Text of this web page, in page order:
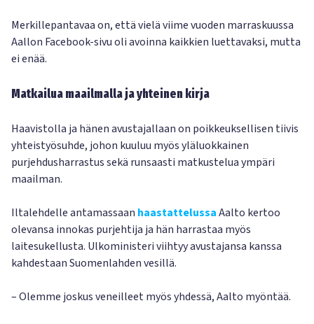
Merkillepantavaa on, että vielä viime vuoden marraskuussa
Aallon Facebook-sivu oli avoinna kaikkien luettavaksi, mutta
ei enää.
Matkailua maailmalla ja yhteinen kirja
Haavistolla ja hänen avustajallaan on poikkeuksellisen tiivis
yhteistyösuhde, johon kuuluu myös yläluokkainen
purjehdusharrastus sekä runsaasti matkustelua ympäri
maailman.
Iltalehdelle antamassaan haastattelussaAalto kertoo
olevansa innokas purjehtija ja hän harrastaa myös
laitesukellusta. Ulkoministeri viihtyy avustajansa kanssa
kahdestaan Suomenlahden vesillä.
– Olemme joskus veneilleet myös yhdessä, Aalto myöntää.